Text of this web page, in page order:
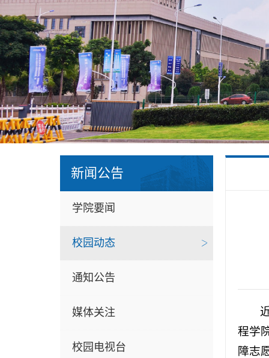
新闻公告
学院要闻
校园动态
通知公告
媒体关注
校园电视台
程学
障志